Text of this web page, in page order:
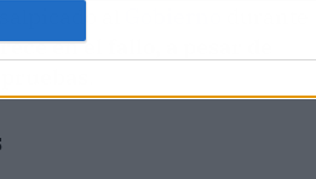
al
en el fallo, a pesar de